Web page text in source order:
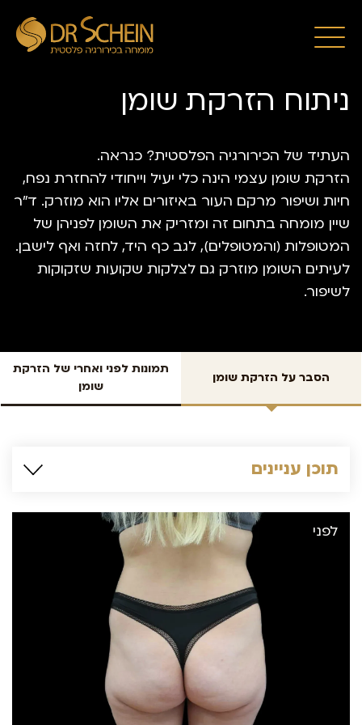
ניתוח הזרקת שומן
ניתוח הזרקת שומן
העתיד של הכירורגיה הפלסטית? כנראה.
הזרקת שומן עצמי הינה כלי יעיל וייחודי להחזרת נפח,
חיות ושיפור מרקם העור באיזורים אליו הוא מוזרק. ד”ר
שיין מומחה בתחום זה ומזריק את השומן לפניהן של
המטופלות (והמטופלים), לגב כף היד, לחזה ואף לישבן.
לעיתים השומן מוזרק גם לצלקות שקועות שזקוקות
לשיפור.
הסבר על הזרקת שומן
תמונות לפני ואחרי של הזרקת
שומן
תוכן עניינים
לפני